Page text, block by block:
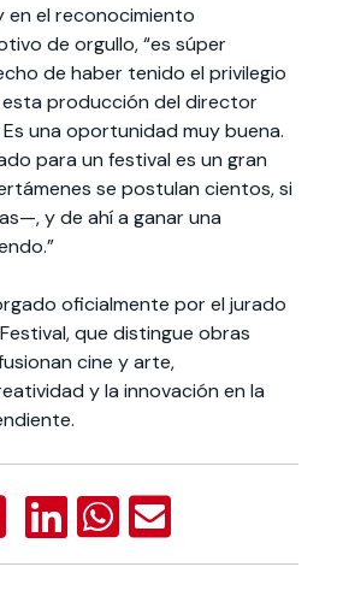
el reconocimiento
de orgullo, “es súper
de haber tenido el privilegio
producción del director
una oportunidad muy buena.
para un festival es un gran
se postulan cientos, si
y de ahí a ganar una
oficialmente por el jurado
que distingue obras
cine y arte,
y la innovación en la